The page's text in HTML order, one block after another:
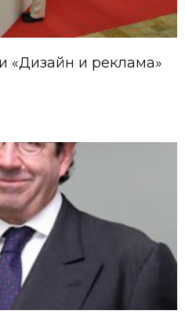
«Дизайн и реклама»